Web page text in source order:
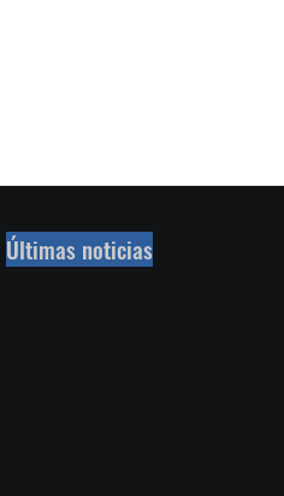
Últimas noticias